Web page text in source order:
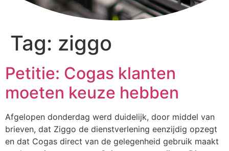
Tag: ziggo
Petitie: Cogas klanten
moeten keuze hebben
Afgelopen donderdag werd duidelijk, door middel van
brieven, dat Ziggo de dienstverlening eenzijdig opzegt
en dat Cogas direct van de gelegenheid gebruik maakt